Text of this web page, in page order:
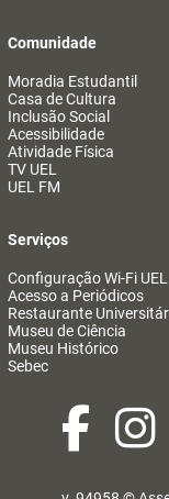
Comunidade
Moradia Estudantil
Casa de Cultura
Inclusão Social
Acessibilidade
Atividade Física
TV UEL
UEL FM
Serviços
Configuração Wi-Fi UEL
Acesso a Periódicos
Restaurante
Museu de Ciência
Museu Histórico
Sebec